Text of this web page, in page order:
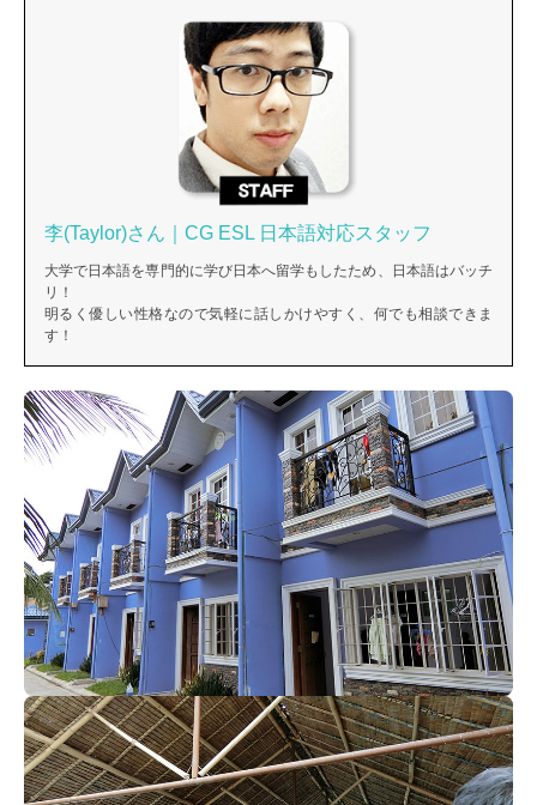
李(Taylor)さん｜CG ESL 日本語対応スタッフ
大学で日本語を専門的に学び日本へ留学もしたため、日本語はバッチ
リ！
明るく優しい性格なので気軽に話しかけやすく、何でも相談できま
す！